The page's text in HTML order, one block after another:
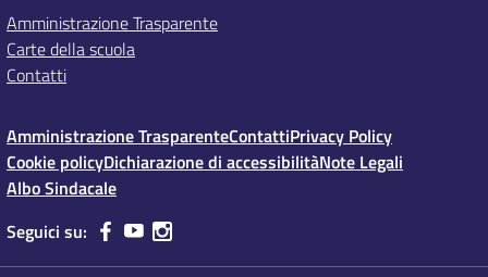
Amministrazione Trasparente
Carte della scuola
Contatti
Amministrazione TrasparenteContattiPrivacy Policy
Cookie policyDichiarazione di accessibilitàNote Legali
Albo Sindacale
Seguici su: